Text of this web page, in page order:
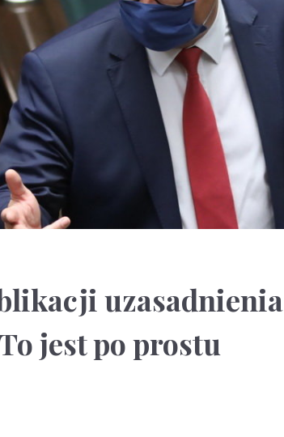
uzasadnienia
jest po prostu